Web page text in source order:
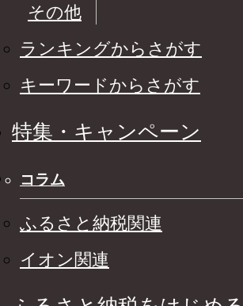
その他
ランキングからさがす
キーワードからさがす
特集・キャンペーン
コラム
ふるさと納税関連
イオン関連